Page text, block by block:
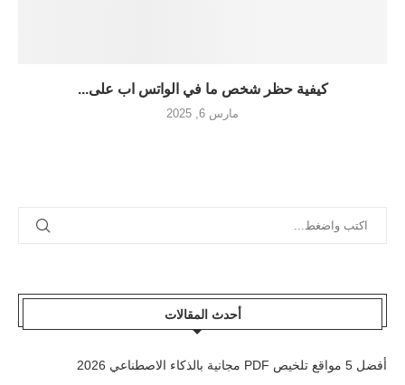
كيفية حظر شخص ما في الواتس اب على...
مارس 6, 2025
أحدث المقالات
أفضل 5 مواقع تلخيص PDF مجانية بالذكاء الاصطناعي 2026